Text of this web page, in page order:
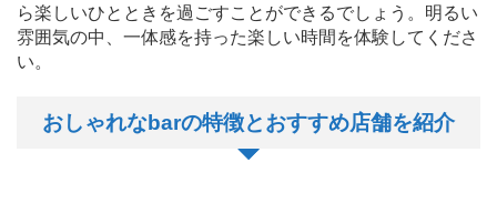
ら楽しいひとときを過ごすことができるでしょう。明るい
雰囲気の中、一体感を持った楽しい時間を体験してくださ
い。
おしゃれなbarの特徴とおすすめ店舗を紹介